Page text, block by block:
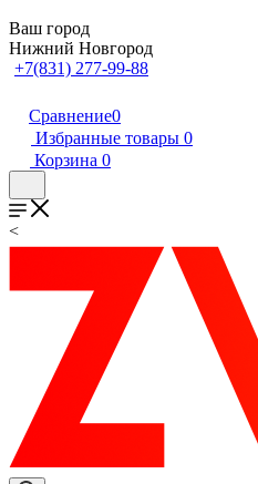
Ваш город
Нижний Новгород
+7(831) 277-99-88
Сравнение0
Избранные товары 0
Корзина 0
<